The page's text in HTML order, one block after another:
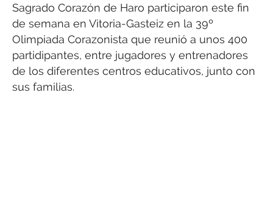
Sagrado Corazón de Haro participaron este fin
de semana en Vitoria-Gasteiz en la 39º
Olimpiada Corazonista que reunió a unos 400
partidipantes, entre jugadores y entrenadores
de los diferentes centros educativos, junto con
sus familias.